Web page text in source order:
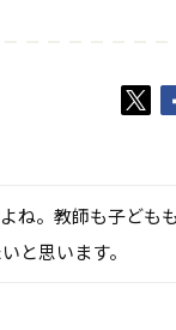
ね。教師も子ども
と思います。